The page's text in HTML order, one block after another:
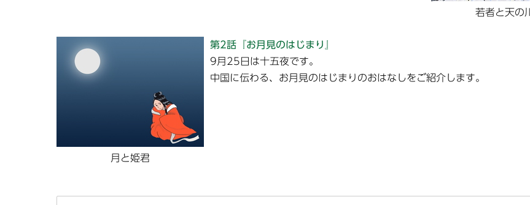
若者と天の川
月と姫君
第2話『お月見のはじまり』
9月25日は十五夜です。
中国に伝わる、お月見のはじまりのおはなしをご紹介します。